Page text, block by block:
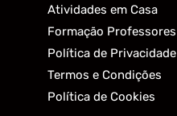
Atividades em Casa
Formação Professores
Política de Privacidade
Termos e Condições
Política de Cookies